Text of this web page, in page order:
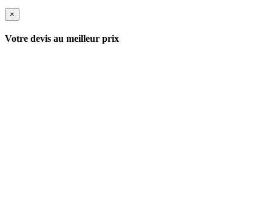
×
Votre devis au meilleur prix